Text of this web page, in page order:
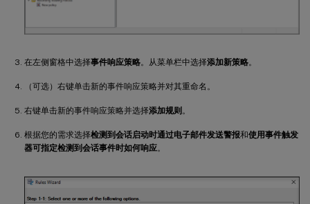
在左侧窗格中选择事件响应策略。从菜单栏中选择添加新策略。
（可选）右键单击新的事件响应策略并对其重命名。
右键单击新的事件响应策略并选择添加规则 。
根据您的需求选择检测到会话启动时通过电子邮件发送警报和使用事件触发
器可指定检测到会话事件时如何响应。